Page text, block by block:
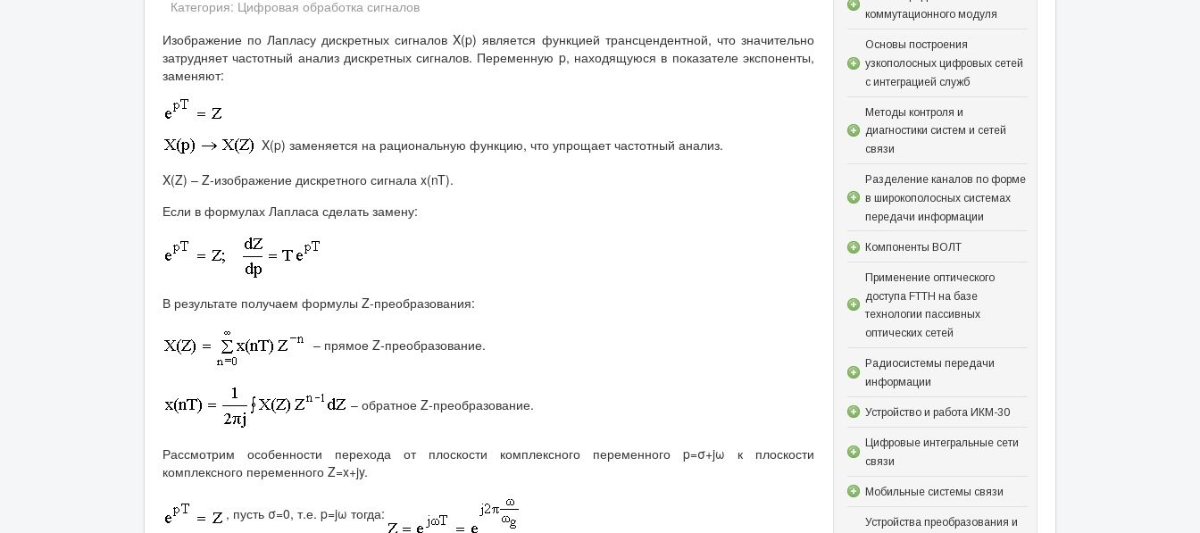
Категория: Цифровая обработка сигналов
Изображение по Лапласу дискретных сигналов X(p) является функцией трансцендентной, что значительно
затрудняет частотный анализ дискретных сигналов. Переменную p, находящуюся в показателе экспоненты,
заменяют:
X(p) заменяется на рациональную функцию, что упрощает частотный анализ.
X(Z) – Z-изображение дискретного сигнала x(nT).
Если в формулах Лапласа сделать замену:
В результате получаем формулы Z-преобразования:
– прямое Z-преобразование.
– обратное Z-преобразование.
Рассмотрим особенности перехода от плоскости комплексного переменного p=σ+jω к плоскости
комплексного переменного Z=x+jy.
, пусть σ=0, т.е. p=jω тогда:
коммутационного модуля
Основы построения
узкополосных цифровых сетей
с интеграцией служб
Методы контроля и
диагностики систем и сетей
связи
Разделение каналов по форме
в широкополосных системах
передачи информации
Компоненты ВОЛТ
Применение оптического
доступа FTTH на базе
технологии пассивных
оптических сетей
Радиосистемы передачи
информации
Устройство и работа ИКМ-30
Цифровые интегральные сети
связи
Мобильные системы связи
Устройства преобразования и